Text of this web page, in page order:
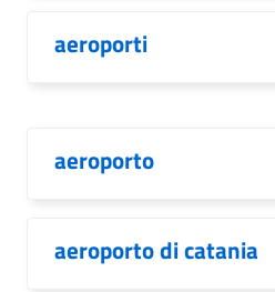
aeroporti
aeroporto
aeroporto di catania